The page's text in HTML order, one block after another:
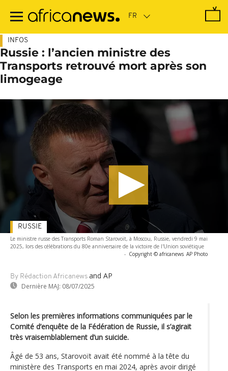
contenu
INFOS
Russie : l’ancien ministre des
Transports retrouvé mort après son
limogeage
Le ministre russe des Transports Roman Starovoït, à Moscou, Russie, vendredi 9 mai
2025, lors des célébrations du 80e anniversaire de la victoire de l'Union soviétique
- Copyright © africanews AP Photo
By Rédaction Africanews and AP
Dernière MAJ: 08/07/2025
RUSSIE
Selon les premières informations communiquées par le
Comité d’enquête de la Fédération de Russie, il s’agirait
très vraisemblablement d’un suicide.
Âgé de 53 ans, Starovoït avait été nommé à la tête du
ministère des Transports en mai 2024, après avoir dirigé